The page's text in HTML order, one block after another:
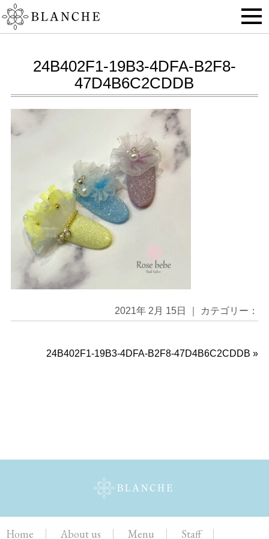
24B402F1-19B3-4DFA-B2F8-
47D4B6C2CDDB
2021年 2月 15日 ｜ カテゴリー：
24B402F1-19B3-4DFA-B2F8-47D4B6C2CDDB »
Home About us Menu Staff